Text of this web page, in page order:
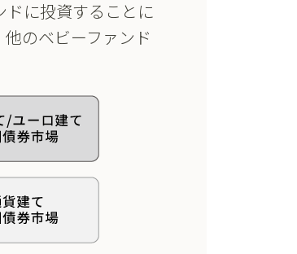
ドに投資することに
のベビーファンド